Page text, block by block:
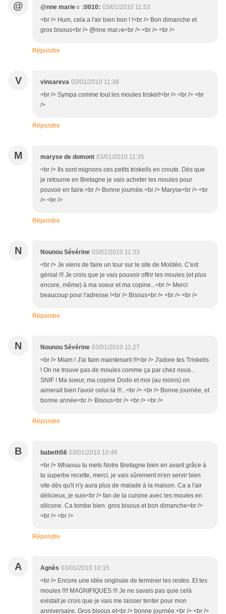
@ @nne marie☼ :0010: 03/01/2010 11:53
<br /> Hum, cela a l'air bien bon ! !<br /> Bon dimanche et
gros bisous<br /> @nne mar♪e<br /> <br /> <br />
Répondre
V vinsareva 03/01/2010 11:38
<br /> Sympa comme tout les moules triskel!<br /> <br /> <br
/>
Répondre
M maryse de domont 03/01/2010 11:35
<br /> Ils sont mignons ces petits triskells en croute. Dès que
je retourne en Bretagne je vais acheter les moules pour
pouvoir en faire.<br /> Bonne journée.<br /> Maryse<br /> <br
/> <br />
Répondre
N Nounou Sévérine 03/01/2010 11:33
<br /> Je viens de faire un tour sur le site de Moldéo. C'est
génial !!! Je crois que je vais pouvoir offrir les moules (et plus
encore, même) à ma soeur et ma copine...<br /> Merci
beaucoup pour l'adresse !<br /> Bisous<br /> <br /> <br />
Répondre
N Nounou Sévérine 03/01/2010 11:27
<br /> Miam ! J'ai faim maintenant !!!<br /> J'adore tes Triskells
! On ne trouve pas de moules comme ça par chez nous...
SNIF ! Ma soeur, ma copine Dodo et moi (au moins) on
aimerait bien l'avoir celui-là !!!...<br /> <br /> Bonne journée, et
bonne année<br /> Bisous<br /> <br /> <br />
Répondre
B babeth56 03/01/2010 10:46
<br /> Whaouu tu mets Notre Bretagne bien en avant grâce à
ta superbe recette, merci, je vais sûrement m'en servir bien
vite dès qu'il n'y aura plus de malade à la maison. Ca a l'air
délicieux, je suis<br /> fan de la cuisine avec les moules en
silicone. Ca tombe bien. gros bisous et bon dimanche<br />
<br /> <br />
Répondre
A Agnès 03/01/2010 10:15
<br /> Encore une idée originale de terminer les restes. Et tes
moules !!!! MAGNIFIQUES !!! Je ne savais pas quie celà
existait je crois que je vais me laisser tenter pour mon
anniversaire. Gros bisous et<br /> bonne journée.<br /> <br />